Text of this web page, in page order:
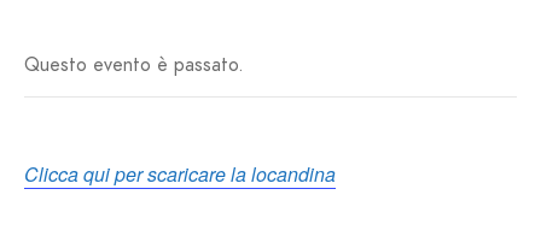
Questo evento è passato.
Clicca qui per scaricare la locandina